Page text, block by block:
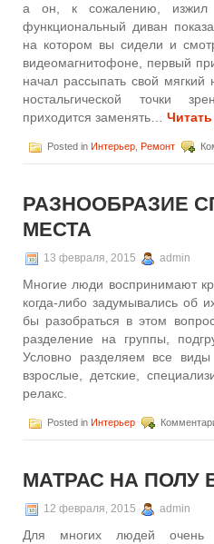
а он, к сожалению,
функциональный диван
на котором вы сидели и
видеомагнитофоне, первый
начал рассыпать свой
ностальгической точки
приходится заменять…
Posted in Интерьер Ремонт
РАЗНООБРАЗИЕ
МЕСТА
13 февраля, 2015 admin
Многие люди воспринимают
когда-либо задумывались об
бы разобраться в этом
разделение на группы,
Условно разделяем все
взрослые, детские,
релакс.
Posted in Интерьер
МАТРАС НА ПОЛУ
12 февраля, 2015 admin
Для многих людей очень